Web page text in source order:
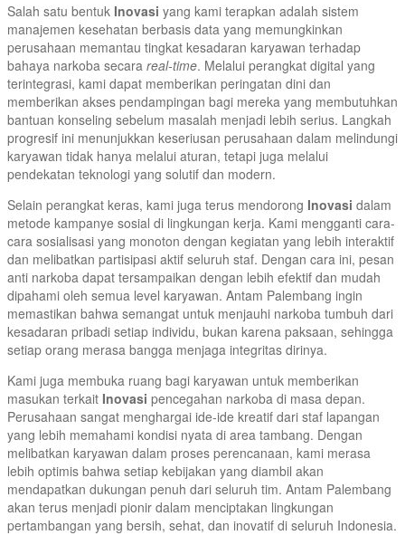
Salah satu bentuk Inovasi yang kami terapkan adalah sistem
manajemen kesehatan berbasis data yang memungkinkan
perusahaan memantau tingkat kesadaran karyawan terhadap
bahaya narkoba secara real-time. Melalui perangkat digital yang
terintegrasi, kami dapat memberikan peringatan dini dan
memberikan akses pendampingan bagi mereka yang membutuhkan
bantuan konseling sebelum masalah menjadi lebih serius. Langkah
progresif ini menunjukkan keseriusan perusahaan dalam melindungi
karyawan tidak hanya melalui aturan, tetapi juga melalui
pendekatan teknologi yang solutif dan modern.
Selain perangkat keras, kami juga terus mendorong Inovasi dalam
metode kampanye sosial di lingkungan kerja. Kami mengganti cara-
cara sosialisasi yang monoton dengan kegiatan yang lebih interaktif
dan melibatkan partisipasi aktif seluruh staf. Dengan cara ini, pesan
anti narkoba dapat tersampaikan dengan lebih efektif dan mudah
dipahami oleh semua level karyawan. Antam Palembang ingin
memastikan bahwa semangat untuk menjauhi narkoba tumbuh dari
kesadaran pribadi setiap individu, bukan karena paksaan, sehingga
setiap orang merasa bangga menjaga integritas dirinya.
Kami juga membuka ruang bagi karyawan untuk memberikan
masukan terkait Inovasi pencegahan narkoba di masa depan.
Perusahaan sangat menghargai ide-ide kreatif dari staf lapangan
yang lebih memahami kondisi nyata di area tambang. Dengan
melibatkan karyawan dalam proses perencanaan, kami merasa
lebih optimis bahwa setiap kebijakan yang diambil akan
mendapatkan dukungan penuh dari seluruh tim. Antam Palembang
akan terus menjadi pionir dalam menciptakan lingkungan
pertambangan yang bersih, sehat, dan inovatif di seluruh Indonesia.